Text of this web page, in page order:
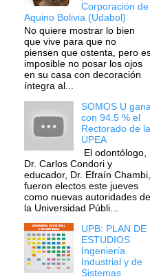
Corporación de
Aquino Bolivia (Udabol)
No quiere mostrar lo bien
que vive para que no
piensen que ostenta, pero
imposible no posar los ojos
en su casa con decoración
íntegra al...
SOMOS U gana
con 94.5 % el
Rectorado de la
UPEA
El odontólogo,
Dr. Carlos Condori y
educador, Dr. Efraín Chambi,
fueron electos este jueves
como nuevas autoridades de
la Universidad Públi...
UPB: PLAN DE
ESTUDIOS
Ingeniería
Industrial y de
Sistemas